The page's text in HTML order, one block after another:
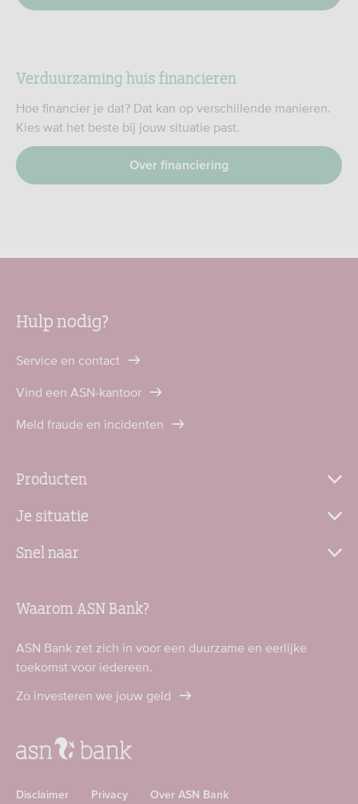
Verduurzaming huis financieren
Hoe financier je dat? Dat kan op verschillende manieren.
Kies wat het beste bij jouw situatie past.
Over financiering
Hulp nodig?
Service en contact
Vind een ASN-kantoor
Meld fraude en incidenten
Producten
Je situatie
Snel naar
Waarom ASN Bank?
ASN Bank zet zich in voor een duurzame en eerlijke
toekomst voor iedereen.
Zo investeren we jouw geld
Disclaimer Privacy Over ASN Bank